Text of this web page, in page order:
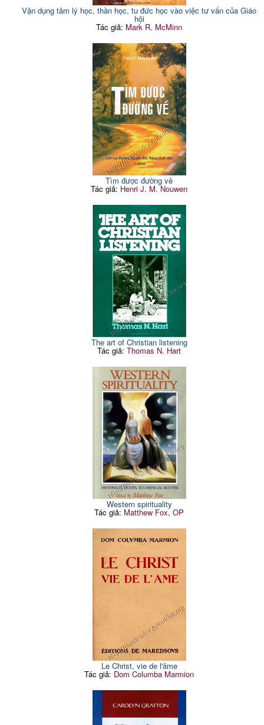
Vận dụng tâm lý học, thần học, tu đức học vào việc tư vấn của Giáo
hội
Tác giả: Mark R. McMinn
Tìm được đường về
Tác giả: Henri J. M. Nouwen
The art of Christian listening
Tác giả:Thomas N. Hart
Western spirituality
Tác giả: Matthew Fox, OP
Le Christ, vie de l'âme
Tác giả: Dom Columba Marmion